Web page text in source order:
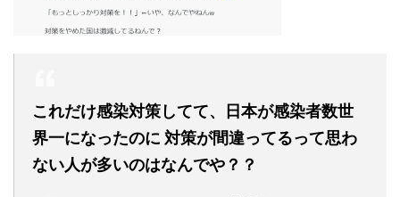
これだけ感染対策してて、日本が感染者数世
界一になったのに 対策が間違ってるって思わ
ない人が多いのはなんでや？？